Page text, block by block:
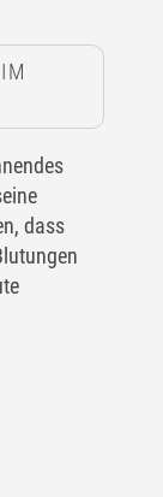
dass